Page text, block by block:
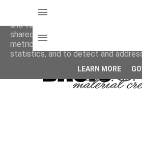
This site uses cookies from Google
and to analyze traffic. Your IP
shared with Google along with
metrics to ensure quality of service,
statistics, and to detect and
LEARN MORE